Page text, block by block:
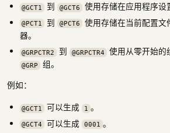
@GCT1 到 @GCT6 使用存储在应用程序设
@PCT1 到 @PCT6 使用存储在当前配置文
器。
@GRPCTR2 到 @GRPCTR4 使用从零开始的
@GRP
组。
例如：
@GCT1 可以生成 1 。
@GCT4 可以生成 0001 。